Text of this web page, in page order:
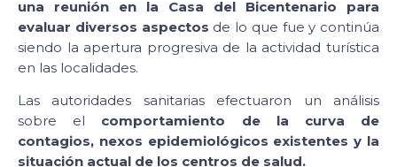
una reunión en la Casa del Bicentenario para
evaluar diversos aspectos de lo que fue y continúa
siendo la apertura progresiva de la actividad turística
en las localidades.
Las autoridades sanitarias efectuaron un análisis
sobre el comportamiento de la curva de
contagios, nexos epidemiológicos existentes y la
situación actual de los centros de salud.